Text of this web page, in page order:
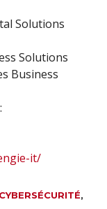
Solutions
Solutions
Business
it/
CYBERSÉCURITÉ,